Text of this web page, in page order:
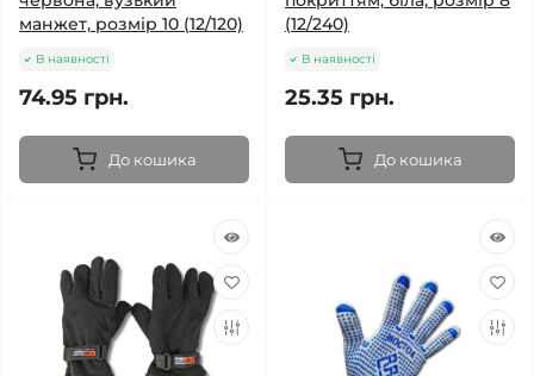
манжет, розмір 10 (12/120)
В наявності
74.95 грн.
До кошика
(12/240)
В наявності
25.35 грн.
До кошика